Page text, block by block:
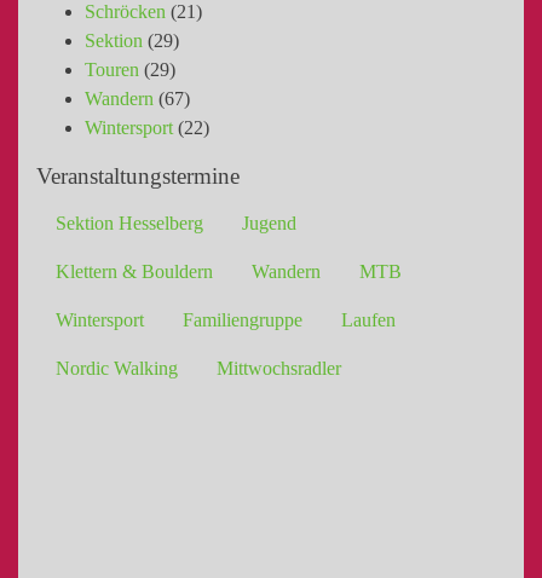
Schröcken (21)
Sektion (29)
Touren (29)
Wandern (67)
Wintersport (22)
Veranstaltungstermine
Sektion Hesselberg Jugend
Klettern & Bouldern Wandern MTB
Wintersport Familiengruppe Laufen
Nordic Walking Mittwochsradler